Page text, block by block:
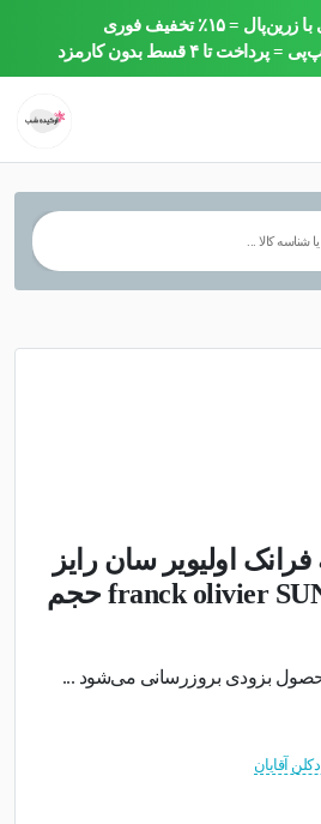
= ۱۵٪ تخفیف فوری
تا ۴ قسط بدون کارمزد
فرانک اولیویر سان رایز
franck olivier SUNRISE URBAN حجم
بزودی بروزرسانی می‌شود ...
آقایان